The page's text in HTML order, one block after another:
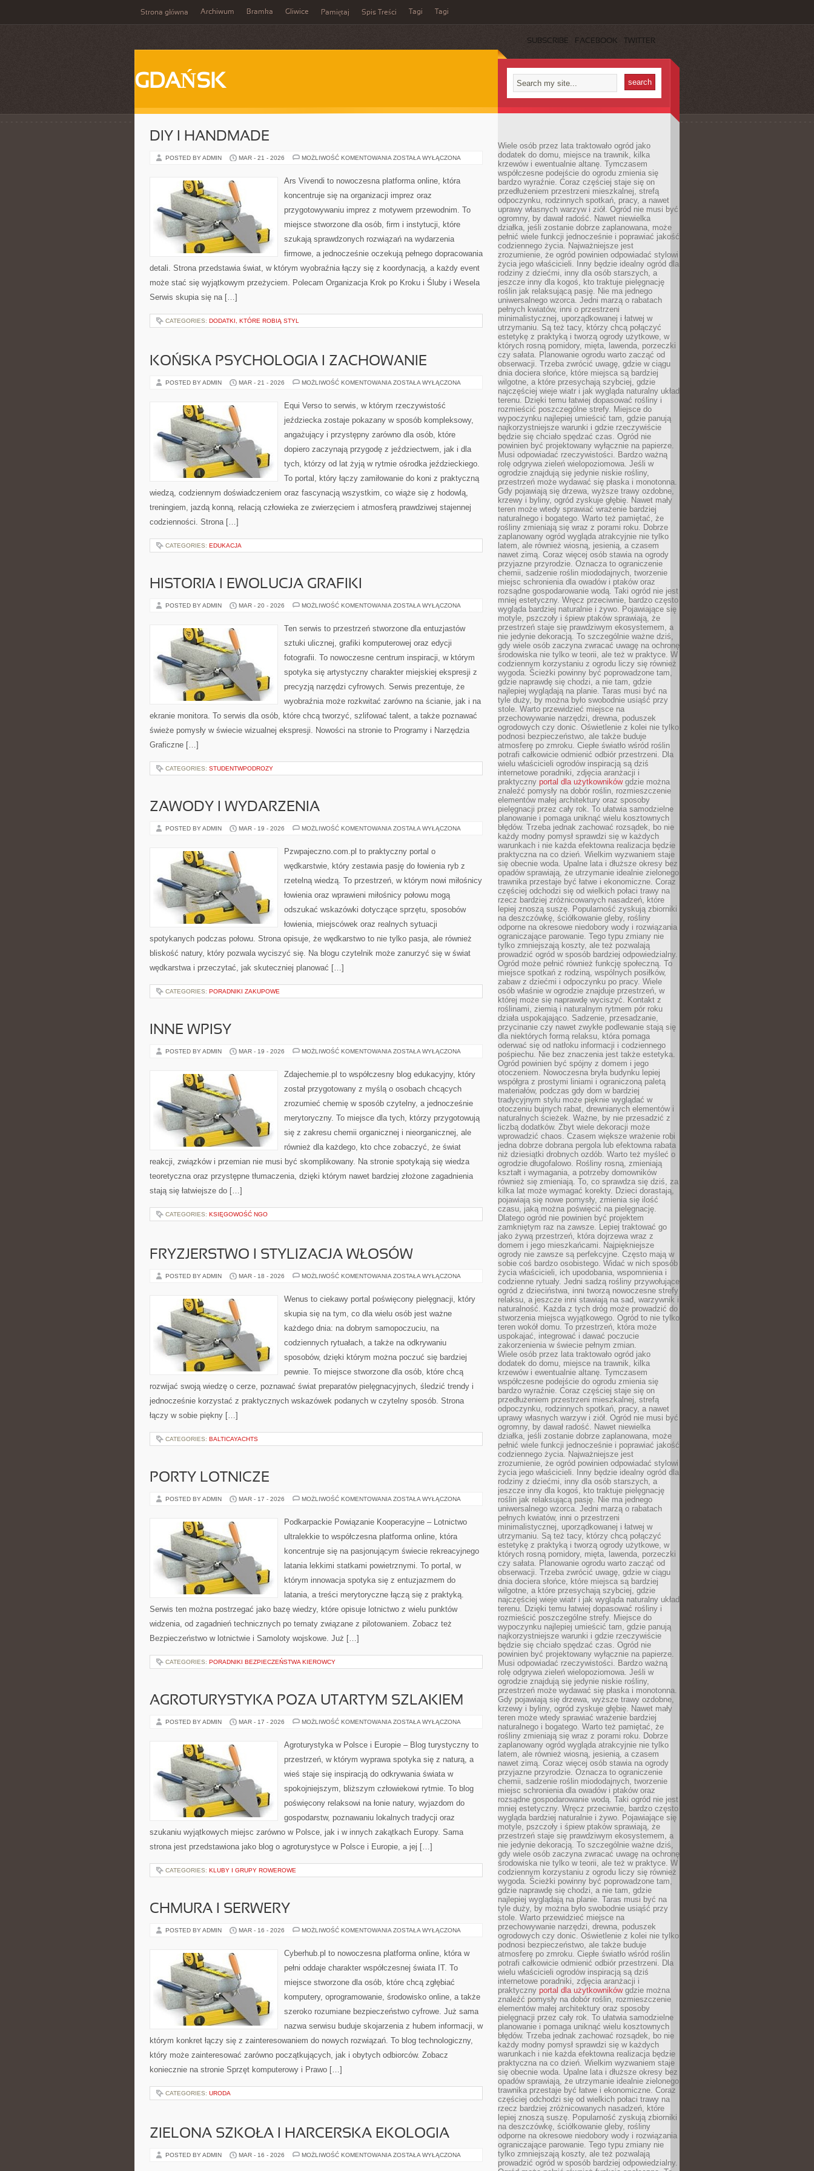
Strona główna Archiwum Bramka Gliwice Pamiętaj Spis Treści Tagi Tagi
SUBSCRIBE FACEBOOK TWITTER
GDAŃSK
DIY I HANDMADE
POSTED BY ADMIN MAR - 21 - 2026 MOŻLIWOŚĆ KOMENTOWANIA DIY
ZOSTAŁA WYŁĄCZONA
Ars Vivendi to nowoczesna platforma online, która
koncentruje się na organizacji imprez oraz
przygotowywaniu imprez z motywem przewodnim. To
miejsce stworzone dla osób, firm i instytucji, które
szukają sprawdzonych rozwiązań na wydarzenia
firmowe, a jednocześnie oczekują pełnego dopracowania
detali. Strona przedstawia świat, w którym wyobraźnia łączy się z koordynacją, a każdy event
może stać się wyjątkowym przeżyciem. Polecam Organizacja Krok po Kroku i Śluby i Wesela
Serwis skupia się na […]
CATEGORIES: DODATKI, KTÓRE ROBIĄ STYL
KOŃSKA PSYCHOLOGIA I ZACHOWANIE
POSTED BY ADMIN MAR - 21 - 2026 MOŻLIWOŚĆ KOMENTOWANIA KOŃSKA
ZACHOWANIE
ZOSTAŁA WYŁĄCZONA
Equi Verso to serwis, w którym rzeczywistość
jeździecka zostaje pokazany w sposób kompleksowy,
angażujący i przystępny zarówno dla osób, które
dopiero zaczynają przygodę z jeździectwem, jak i dla
tych, którzy od lat żyją w rytmie ośrodka jeździeckiego.
To portal, który łączy zamiłowanie do koni z praktyczną
wiedzą, codziennym doświadczeniem oraz fascynacją wszystkim, co wiąże się z hodowlą,
treningiem, jazdą konną, relacją człowieka ze zwierzęciem i atmosferą prawdziwej stajennej
codzienności. Strona […]
CATEGORIES: EDUKACJA
HISTORIA I EWOLUCJA GRAFIKI
POSTED BY ADMIN MAR - 20 - 2026 MOŻLIWOŚĆ KOMENTOWANIA HISTORIA
GRAFIKI
ZOSTAŁA WYŁĄCZONA
Ten serwis to przestrzeń stworzone dla entuzjastów
sztuki ulicznej, grafiki komputerowej oraz edycji
fotografii. To nowoczesne centrum inspiracji, w którym
spotyka się artystyczny charakter miejskiej ekspresji z
precyzją narzędzi cyfrowych. Serwis prezentuje, że
wyobraźnia może rozkwitać zarówno na ścianie, jak i na
ekranie monitora. To serwis dla osób, które chcą tworzyć, szlifować talent, a także poznawać
świeże pomysły w świecie wizualnej ekspresji. Nowości na stronie to Programy i Narzędzia
Graficzne […]
CATEGORIES: STUDENTWPODROZY
ZAWODY I WYDARZENIA
POSTED BY ADMIN MAR - 19 - 2026 MOŻLIWOŚĆ KOMENTOWANIA ZAWODY
ZOSTAŁA WYŁĄCZONA
Pzwpajeczno.com.pl to praktyczny portal o
wędkarstwie, który zestawia pasję do łowienia ryb z
rzetelną wiedzą. To przestrzeń, w którym nowi miłośnicy
łowienia oraz wprawieni miłośnicy połowu mogą
odszukać wskazówki dotyczące sprzętu, sposobów
łowienia, miejscówek oraz realnych sytuacji
spotykanych podczas połowu. Strona opisuje, że wędkarstwo to nie tylko pasja, ale również
bliskość natury, który pozwala wyciszyć się. Na blogu czytelnik może zanurzyć się w świat
wędkarstwa i przeczytać, jak skuteczniej planować […]
CATEGORIES: PORADNIKI ZAKUPOWE
INNE WPISY
POSTED BY ADMIN MAR - 19 - 2026 MOŻLIWOŚĆ KOMENTOWANIA INNE
ZOSTAŁA WYŁĄCZONA
Zdajechemie.pl to współczesny blog edukacyjny, który
został przygotowany z myślą o osobach chcących
zrozumieć chemię w sposób czytelny, a jednocześnie
merytoryczny. To miejsce dla tych, którzy przygotowują
się z zakresu chemii organicznej i nieorganicznej, ale
również dla każdego, kto chce zobaczyć, że świat
reakcji, związków i przemian nie musi być skomplikowany. Na stronie spotykają się wiedza
teoretyczna oraz przystępne tłumaczenia, dzięki którym nawet bardziej złożone zagadnienia
stają się łatwiejsze do […]
CATEGORIES: KSIĘGOWOŚĆ NGO
FRYZJERSTWO I STYLIZACJA WŁOSÓW
POSTED BY ADMIN MAR - 18 - 2026 MOŻLIWOŚĆ KOMENTOWANIA FRYZJERSTWO
ZOSTAŁA WYŁĄCZONA
Wenus to ciekawy portal poświęcony pielęgnacji, który
skupia się na tym, co dla wielu osób jest ważne
każdego dnia: na dobrym samopoczuciu, na
codziennych rytuałach, a także na odkrywaniu
sposobów, dzięki którym można poczuć się bardziej
pewnie. To miejsce stworzone dla osób, które chcą
rozwijać swoją wiedzę o cerze, poznawać świat preparatów pielęgnacyjnych, śledzić trendy i
jednocześnie korzystać z praktycznych wskazówek podanych w czytelny sposób. Strona
łączy w sobie piękny […]
CATEGORIES: BALTICAYACHTS
PORTY LOTNICZE
POSTED BY ADMIN MAR - 17 - 2026 MOŻLIWOŚĆ KOMENTOWANIA PORTY
ZOSTAŁA WYŁĄCZONA
Podkarpackie Powiązanie Kooperacyjne – Lotnictwo
ultralekkie to współczesna platforma online, która
koncentruje się na pasjonującym świecie rekreacyjnego
latania lekkimi statkami powietrznymi. To portal, w
którym innowacja spotyka się z entuzjazmem do
latania, a treści merytoryczne łączą się z praktyką.
Serwis ten można postrzegać jako bazę wiedzy, które opisuje lotnictwo z wielu punktów
widzenia, od zagadnień technicznych po tematy związane z pilotowaniem. Zobacz też
Bezpieczeństwo w lotnictwie i Samoloty wojskowe. Już […]
CATEGORIES: PORADNIKI BEZPIECZEŃSTWA KIEROWCY
AGROTURYSTYKA POZA UTARTYM SZLAKIEM
POSTED BY ADMIN MAR - 17 - 2026 MOŻLIWOŚĆ KOMENTOWANIA AGROTURYSTYKA
SZLAKIEM
ZOSTAŁA WYŁĄCZONA
Agroturystyka w Polsce i Europie – Blog turystyczny to
przestrzeń, w którym wyprawa spotyka się z naturą, a
wieś staje się inspiracją do odkrywania świata w
spokojniejszym, bliższym człowiekowi rytmie. To blog
poświęcony relaksowi na łonie natury, wyjazdom do
gospodarstw, poznawaniu lokalnych tradycji oraz
szukaniu wyjątkowych miejsc zarówno w Polsce, jak i w innych zakątkach Europy. Sama
strona jest przedstawiona jako blog o agroturystyce w Polsce i Europie, a jej […]
CATEGORIES: KLUBY I GRUPY ROWEROWE
CHMURA I SERWERY
POSTED BY ADMIN MAR - 16 - 2026 MOŻLIWOŚĆ KOMENTOWANIA CHMURA
ZOSTAŁA WYŁĄCZONA
Cyberhub.pl to nowoczesna platforma online, która w
pełni oddaje charakter współczesnej świata IT. To
miejsce stworzone dla osób, które chcą zgłębiać
komputery, oprogramowanie, środowisko online, a także
szeroko rozumiane bezpieczeństwo cyfrowe. Już sama
nazwa serwisu buduje skojarzenia z hubem informacji, w
którym konkret łączy się z zainteresowaniem do nowych rozwiązań. To blog technologiczny,
który może zainteresować zarówno początkujących, jak i obytych odbiorców. Zobacz
koniecznie na stronie Sprzęt komputerowy i Prawo […]
CATEGORIES: URODA
ZIELONA SZKOŁA I HARCERSKA EKOLOGIA
POSTED BY ADMIN MAR - 16 - 2026 MOŻLIWOŚĆ KOMENTOWANIA ZIELONA
ZOSTAŁA WYŁĄCZONA
Wiele osób przez lata traktowało ogród jako
dodatek do domu, miejsce na trawnik, kilka
krzewów i ewentualnie altanę. Tymczasem
współczesne podejście do ogrodu zmienia się
bardzo wyraźnie. Coraz częściej staje się on
przedłużeniem przestrzeni mieszkalnej, strefą
odpoczynku, rodzinnych spotkań, pracy, a nawet
uprawy własnych warzyw i ziół. Ogród nie musi być
ogromny, by dawał radość. Nawet niewielka
działka, jeśli zostanie dobrze zaplanowana, może
pełnić wiele funkcji jednocześnie i poprawiać jakość
codziennego życia. Najważniejsze jest
zrozumienie, że ogród powinien odpowiadać stylowi
życia jego właścicieli. Inny będzie idealny ogród dla
rodziny z dziećmi, inny dla osób starszych, a
jeszcze inny dla kogoś, kto traktuje pielęgnację
roślin jak relaksującą pasję. Nie ma jednego
uniwersalnego wzorca. Jedni marzą o rabatach
pełnych kwiatów, inni o przestrzeni
minimalistycznej, uporządkowanej i łatwej w
utrzymaniu. Są też tacy, którzy chcą połączyć
estetykę z praktyką i tworzą ogrody użytkowe, w
których rosną pomidory, mięta, lawenda, porzeczki
czy sałata. Planowanie ogrodu warto zacząć od
obserwacji. Trzeba zwrócić uwagę, gdzie w ciągu
dnia dociera słońce, które miejsca są bardziej
wilgotne, a które przesychają szybciej, gdzie
najczęściej wieje wiatr i jak wygląda naturalny układ
terenu. Dzięki temu łatwiej dopasować rośliny i
rozmieścić poszczególne strefy. Miejsce do
wypoczynku najlepiej umieścić tam, gdzie panują
najkorzystniejsze warunki i gdzie rzeczywiście
będzie się chciało spędzać czas. Ogród nie
powinien być projektowany wyłącznie na papierze.
Musi odpowiadać rzeczywistości. Bardzo ważną
rolę odgrywa zieleń wielopoziomowa. Jeśli w
ogrodzie znajdują się jedynie niskie rośliny,
przestrzeń może wydawać się płaska i monotonna.
Gdy pojawiają się drzewa, wyższe trawy ozdobne,
krzewy i byliny, ogród zyskuje głębię. Nawet mały
teren może wtedy sprawiać wrażenie bardziej
naturalnego i bogatego. Warto też pamiętać, że
rośliny zmieniają się wraz z porami roku. Dobrze
zaplanowany ogród wygląda atrakcyjnie nie tylko
latem, ale również wiosną, jesienią, a czasem
nawet zimą. Coraz więcej osób stawia na ogrody
przyjazne przyrodzie. Oznacza to ograniczenie
chemii, sadzenie roślin miododajnych, tworzenie
miejsc schronienia dla owadów i ptaków oraz
rozsądne gospodarowanie wodą. Taki ogród nie jest
mniej estetyczny. Wręcz przeciwnie, bardzo często
wygląda bardziej naturalnie i żywo. Pojawiające się
motyle, pszczoły i śpiew ptaków sprawiają, że
przestrzeń staje się prawdziwym ekosystemem, a
nie jedynie dekoracją. To szczególnie ważne dziś,
gdy wiele osób zaczyna zwracać uwagę na ochronę
środowiska nie tylko w teorii, ale też w praktyce. W
codziennym korzystaniu z ogrodu liczy się również
wygoda. Ścieżki powinny być poprowadzone tam,
gdzie naprawdę się chodzi, a nie tam, gdzie
najlepiej wyglądają na planie. Taras musi być na
tyle duży, by można było swobodnie usiąść przy
stole. Warto przewidzieć miejsce na
przechowywanie narzędzi, drewna, poduszek
ogrodowych czy donic. Oświetlenie z kolei nie tylko
podnosi bezpieczeństwo, ale także buduje
atmosferę po zmroku. Ciepłe światło wśród roślin
potrafi całkowicie odmienić odbiór przestrzeni. Dla
wielu właścicieli ogrodów inspiracją są dziś
internetowe poradniki, zdjęcia aranżacji i
praktyczny portal dla użytkownikówgdzie można
znaleźć pomysły na dobór roślin, rozmieszczenie
elementów małej architektury oraz sposoby
pielęgnacji przez cały rok. To ułatwia samodzielne
planowanie i pomaga uniknąć wielu kosztownych
błędów. Trzeba jednak zachować rozsądek, bo nie
każdy modny pomysł sprawdzi się w każdych
warunkach i nie każda efektowna realizacja będzie
praktyczna na co dzień. Wielkim wyzwaniem staje
się obecnie woda. Upalne lata i dłuższe okresy bez
opadów sprawiają, że utrzymanie idealnie zielonego
trawnika przestaje być łatwe i ekonomiczne. Coraz
częściej odchodzi się od wielkich połaci trawy na
rzecz bardziej zróżnicowanych nasadzeń, które
lepiej znoszą suszę. Popularność zyskują zbiorniki
na deszczówkę, ściółkowanie gleby, rośliny
odporne na okresowe niedobory wody i rozwiązania
ograniczające parowanie. Tego typu zmiany nie
tylko zmniejszają koszty, ale też pozwalają
prowadzić ogród w sposób bardziej odpowiedzialny.
Ogród może pełnić również funkcję społeczną. To
miejsce spotkań z rodziną, wspólnych posiłków,
zabaw z dziećmi i odpoczynku po pracy. Wiele
osób właśnie w ogrodzie znajduje przestrzeń, w
której może się naprawdę wyciszyć. Kontakt z
roślinami, ziemią i naturalnym rytmem pór roku
działa uspokajająco. Sadzenie, przesadzanie,
przycinanie czy nawet zwykłe podlewanie stają się
dla niektórych formą relaksu, która pomaga
oderwać się od natłoku informacji i codziennego
pośpiechu. Nie bez znaczenia jest także estetyka.
Ogród powinien być spójny z domem i jego
otoczeniem. Nowoczesna bryła budynku lepiej
współgra z prostymi liniami i ograniczoną paletą
materiałów, podczas gdy dom w bardziej
tradycyjnym stylu może pięknie wyglądać w
otoczeniu bujnych rabat, drewnianych elementów i
naturalnych ścieżek. Ważne, by nie przesadzić z
liczbą dodatków. Zbyt wiele dekoracji może
wprowadzić chaos. Czasem większe wrażenie robi
jedna dobrze dobrana pergola lub efektowna rabata
niż dziesiątki drobnych ozdób. Warto też myśleć o
ogrodzie długofalowo. Rośliny rosną, zmieniają
kształt i wymagania, a potrzeby domowników
również się zmieniają. To, co sprawdza się dziś, za
kilka lat może wymagać korekty. Dzieci dorastają,
pojawiają się nowe pomysły, zmienia się ilość
czasu, jaką można poświęcić na pielęgnację.
Dlatego ogród nie powinien być projektem
zamkniętym raz na zawsze. Lepiej traktować go
jako żywą przestrzeń, która dojrzewa wraz z
domem i jego mieszkańcami. Najpiękniejsze
ogrody nie zawsze są perfekcyjne. Często mają w
sobie coś bardzo osobistego. Widać w nich sposób
życia właścicieli, ich upodobania, wspomnienia i
codzienne rytuały. Jedni sadzą rośliny przywołujące
ogród z dzieciństwa, inni tworzą nowoczesne strefy
relaksu, a jeszcze inni stawiają na sad, warzywnik i
naturalność. Każda z tych dróg może prowadzić do
stworzenia miejsca wyjątkowego. Ogród to nie tylko
teren wokół domu. To przestrzeń, która może
uspokajać, integrować i dawać poczucie
zakorzenienia w świecie pełnym zmian.
Wiele osób przez lata traktowało ogród jako
dodatek do domu, miejsce na trawnik, kilka
krzewów i ewentualnie altanę. Tymczasem
współczesne podejście do ogrodu zmienia się
bardzo wyraźnie. Coraz częściej staje się on
przedłużeniem przestrzeni mieszkalnej, strefą
odpoczynku, rodzinnych spotkań, pracy, a nawet
uprawy własnych warzyw i ziół. Ogród nie musi być
ogromny, by dawał radość. Nawet niewielka
działka, jeśli zostanie dobrze zaplanowana, może
pełnić wiele funkcji jednocześnie i poprawiać jakość
codziennego życia. Najważniejsze jest
zrozumienie, że ogród powinien odpowiadać stylowi
życia jego właścicieli. Inny będzie idealny ogród dla
rodziny z dziećmi, inny dla osób starszych, a
jeszcze inny dla kogoś, kto traktuje pielęgnację
roślin jak relaksującą pasję. Nie ma jednego
uniwersalnego wzorca. Jedni marzą o rabatach
pełnych kwiatów, inni o przestrzeni
minimalistycznej, uporządkowanej i łatwej w
utrzymaniu. Są też tacy, którzy chcą połączyć
estetykę z praktyką i tworzą ogrody użytkowe, w
których rosną pomidory, mięta, lawenda, porzeczki
czy sałata. Planowanie ogrodu warto zacząć od
obserwacji. Trzeba zwrócić uwagę, gdzie w ciągu
dnia dociera słońce, które miejsca są bardziej
wilgotne, a które przesychają szybciej, gdzie
najczęściej wieje wiatr i jak wygląda naturalny układ
terenu. Dzięki temu łatwiej dopasować rośliny i
rozmieścić poszczególne strefy. Miejsce do
wypoczynku najlepiej umieścić tam, gdzie panują
najkorzystniejsze warunki i gdzie rzeczywiście
będzie się chciało spędzać czas. Ogród nie
powinien być projektowany wyłącznie na papierze.
Musi odpowiadać rzeczywistości. Bardzo ważną
rolę odgrywa zieleń wielopoziomowa. Jeśli w
ogrodzie znajdują się jedynie niskie rośliny,
przestrzeń może wydawać się płaska i monotonna.
Gdy pojawiają się drzewa, wyższe trawy ozdobne,
krzewy i byliny, ogród zyskuje głębię. Nawet mały
teren może wtedy sprawiać wrażenie bardziej
naturalnego i bogatego. Warto też pamiętać, że
rośliny zmieniają się wraz z porami roku. Dobrze
zaplanowany ogród wygląda atrakcyjnie nie tylko
latem, ale również wiosną, jesienią, a czasem
nawet zimą. Coraz więcej osób stawia na ogrody
przyjazne przyrodzie. Oznacza to ograniczenie
chemii, sadzenie roślin miododajnych, tworzenie
miejsc schronienia dla owadów i ptaków oraz
rozsądne gospodarowanie wodą. Taki ogród nie jest
mniej estetyczny. Wręcz przeciwnie, bardzo często
wygląda bardziej naturalnie i żywo. Pojawiające się
motyle, pszczoły i śpiew ptaków sprawiają, że
przestrzeń staje się prawdziwym ekosystemem, a
nie jedynie dekoracją. To szczególnie ważne dziś,
gdy wiele osób zaczyna zwracać uwagę na ochronę
środowiska nie tylko w teorii, ale też w praktyce. W
codziennym korzystaniu z ogrodu liczy się również
wygoda. Ścieżki powinny być poprowadzone tam,
gdzie naprawdę się chodzi, a nie tam, gdzie
najlepiej wyglądają na planie. Taras musi być na
tyle duży, by można było swobodnie usiąść przy
stole. Warto przewidzieć miejsce na
przechowywanie narzędzi, drewna, poduszek
ogrodowych czy donic. Oświetlenie z kolei nie tylko
podnosi bezpieczeństwo, ale także buduje
atmosferę po zmroku. Ciepłe światło wśród roślin
potrafi całkowicie odmienić odbiór przestrzeni. Dla
wielu właścicieli ogrodów inspiracją są dziś
internetowe poradniki, zdjęcia aranżacji i
praktyczny portal dla użytkownikówgdzie można
znaleźć pomysły na dobór roślin, rozmieszczenie
elementów małej architektury oraz sposoby
pielęgnacji przez cały rok. To ułatwia samodzielne
planowanie i pomaga uniknąć wielu kosztownych
błędów. Trzeba jednak zachować rozsądek, bo nie
każdy modny pomysł sprawdzi się w każdych
warunkach i nie każda efektowna realizacja będzie
praktyczna na co dzień. Wielkim wyzwaniem staje
się obecnie woda. Upalne lata i dłuższe okresy bez
opadów sprawiają, że utrzymanie idealnie zielonego
trawnika przestaje być łatwe i ekonomiczne. Coraz
częściej odchodzi się od wielkich połaci trawy na
rzecz bardziej zróżnicowanych nasadzeń, które
lepiej znoszą suszę. Popularność zyskują zbiorniki
na deszczówkę, ściółkowanie gleby, rośliny
odporne na okresowe niedobory wody i rozwiązania
ograniczające parowanie. Tego typu zmiany nie
tylko zmniejszają koszty, ale też pozwalają
prowadzić ogród w sposób bardziej odpowiedzialny.